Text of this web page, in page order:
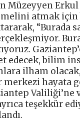
Müzeyyen
atmak için
“Burada
edecek, bilim
ilham
hayata
Valiliği’ne
teşekkür